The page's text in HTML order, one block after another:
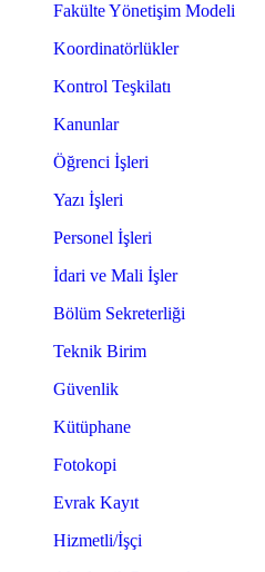
Fakülte Yönetişim Modeli
Koordinatörlükler
Kontrol Teşkilatı
Kanunlar
Öğrenci İşleri
Yazı İşleri
Personel İşleri
İdari ve Mali İşler
Bölüm Sekreterliği
Teknik Birim
Güvenlik
Kütüphane
Fotokopi
Evrak Kayıt
Hizmetli/İşçi